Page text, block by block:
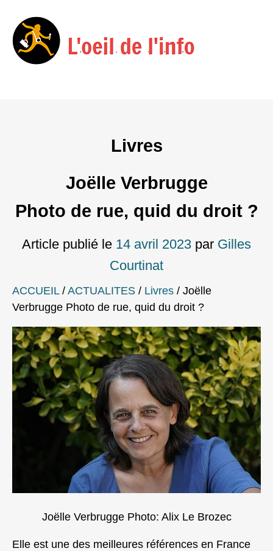
Livres
Joëlle Verbrugge
Photo de rue, quid du droit ?
Article publié le 14 avril 2023 par Gilles
Courtinat
ACCUEIL/ ACTUALITES / Livres / Joëlle
Verbrugge Photo de rue, quid du droit ?
Joëlle Verbrugge Photo: Alix Le Brozec
Elle est une des meilleures références en France